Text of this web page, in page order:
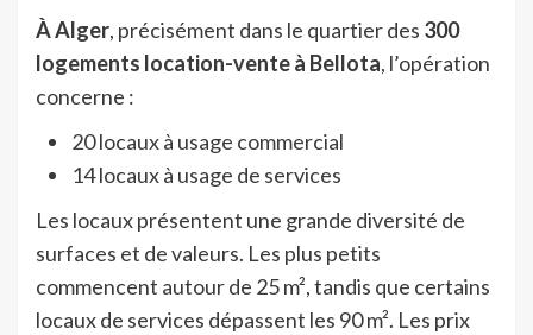
À Alger, précisément dans le quartier des 300
logements location-vente à Bellota, l’opération
concerne :
20 locaux à usage commercial
14 locaux à usage de services
Les locaux présentent une grande diversité de
surfaces et de valeurs. Les plus petits
commencent autour de 25 m², tandis que certains
locaux de services dépassent les 90 m². Les prix